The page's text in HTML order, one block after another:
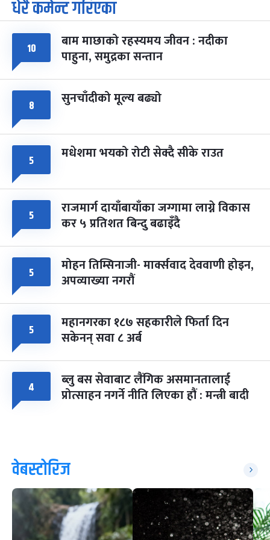
७
आइत चैत्र ७, २०८३-Mar 21, 2027
८ फागुपूर्णिमा
चैत्र ८, २०८३-Mar 22, 2027
७ महिना बाँकी
धेरै कमेन्ट गरिएका
१० बाम माछाको रहस्यमय जीवन : नदीका
पाहुना, समुद्रका सन्तान
८ सुनचाँदीको मूल्य बढ्यो
५ मधेशमा भयको रोटी सेक्दै सीके राउत
५ राजमार्ग दायाँबायाँका जग्गामा लाग्ने विकास
कर ५ प्रतिशत बिन्दु बढाइँदै
५ मोहन तिम्सिनाजी- मार्क्सवाद देववाणी होइन,
अपव्याख्या नगरौं
५ महानगरका १८७ सहकारीले फिर्ता दिन
सकेनन् सवा ८ अर्ब
४ ब्लु बस सेवाबाट लैंगिक असमानतालाई
प्रोत्साहन नगर्ने नीति लिएका हौं : मन्त्री बादी
वेबस्टोरिज